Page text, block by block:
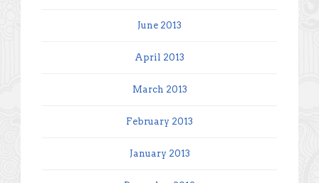
June 2013
April 2013
March 2013
February 2013
January 2013